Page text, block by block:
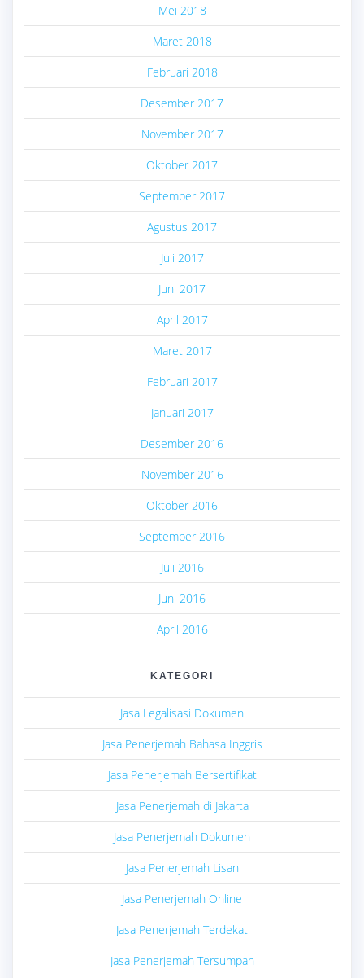
Mei 2018
Maret 2018
Februari 2018
Desember 2017
November 2017
Oktober 2017
September 2017
Agustus 2017
Juli 2017
Juni 2017
April 2017
Maret 2017
Februari 2017
Januari 2017
Desember 2016
November 2016
Oktober 2016
September 2016
Juli 2016
Juni 2016
April 2016
KATEGORI
Jasa Legalisasi Dokumen
Jasa Penerjemah Bahasa Inggris
Jasa Penerjemah Bersertifikat
Jasa Penerjemah di Jakarta
Jasa Penerjemah Dokumen
Jasa Penerjemah Lisan
Jasa Penerjemah Online
Jasa Penerjemah Terdekat
Jasa Penerjemah Tersumpah